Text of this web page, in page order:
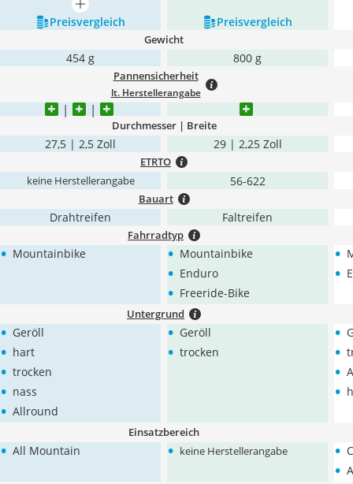
mehr anzeigen
Preis­vergleich
Preis­vergleich
Gewicht
454 g 800 g
Pannensicherheit
lt. Herstellerangabe
Durchmesser | Breite
27,5 | 2,5 Zoll 29 | 2,25 Zoll
ETRTO
keine Herstellerangabe 56-622
Bauart
Drahtreifen Faltreifen
Fahrradtyp
• Mountainbike • Mountainbike
• Enduro
• Freeride-Bike
•
•
Untergrund
• Geröll
• hart
• trocken
• nass
• Allround
• Geröll
• trocken
•
•
•
•
Einsatzbereich
• All Mountain • keine Herstellerangabe •
•